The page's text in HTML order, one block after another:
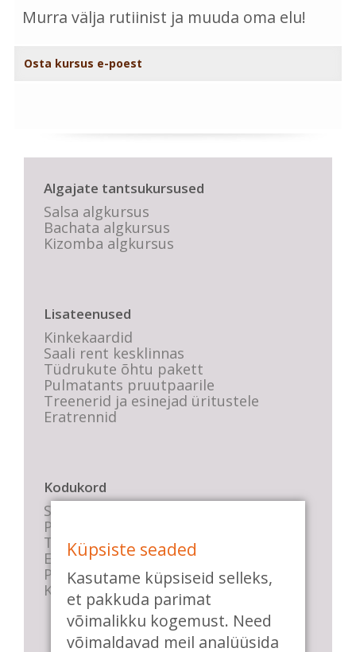
Murra välja rutiinist ja muuda oma elu!
Osta kursus e-poest
Algajate tantsukursused
Salsa algkursus
Bachata algkursus
Kizomba algkursus
Lisateenused
Kinkekaardid
Saali rent kesklinnas
Tüdrukute õhtu pakett
Pulmatants pruutpaarile
Treenerid ja esinejad üritustele
Eratrennid
Kodukord
Stuudio sisekord
Privaatsustingimused
Tasemete kirjeldused
E-poe tingimused
Parkimise info
KKK
Küpsiste seaded
Kasutame küpsiseid selleks,
et pakkuda parimat
võimalikku kogemust. Need
võimaldavad meil analüüsida